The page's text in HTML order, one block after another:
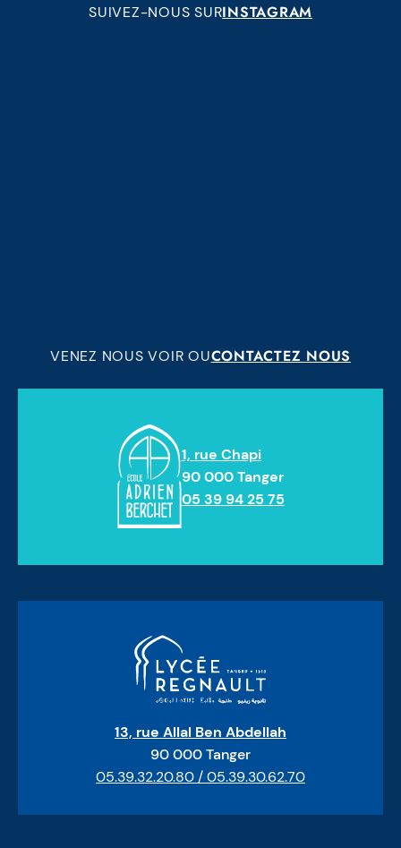
SUIVEZ-NOUS SURINSTAGRAM
VENEZ NOUS VOIR OUCONTACTEZ NOUS
1, rue Chapi
90 000 Tanger
05 39 94 25 75
13, rue Allal Ben Abdellah
90 000 Tanger
05.39.32.20.80 / 05.39.30.62.70